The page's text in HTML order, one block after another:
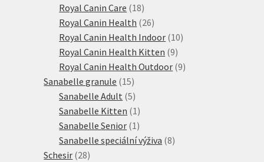
Royal Canin Care 1818
produktů
Royal Canin Health 2626
produktů
Royal Canin Health Indoor 1010
Royal Canin Health Kitten 99
produktů
Royal Canin Health Outdoor 99
Sanabelle granule 1515
produktů
Sanabelle Adult 55
produktů
Sanabelle Kitten 1 1
produkt
Sanabelle Senior 1 1
produkt
Sanabelle speciální výživa 88
Schesir 2828